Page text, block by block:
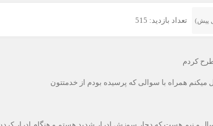
تعداد بازدید: 515
کردم
میکنم همراه با سوالی که پرسیده بودم از خدمتتون